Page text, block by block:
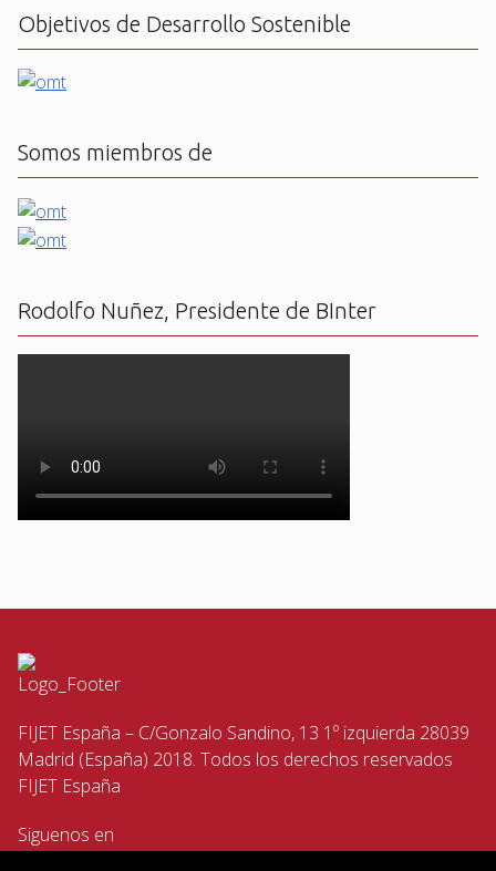
Objetivos de Desarrollo Sostenible
Somos miembros de
Rodolfo Nuñez, Presidente de BInter
FIJET España – C/Gonzalo Sandino, 13 1º izquierda 28039
Madrid (España) 2018. Todos los derechos reservados
FIJET España
Siguenos en